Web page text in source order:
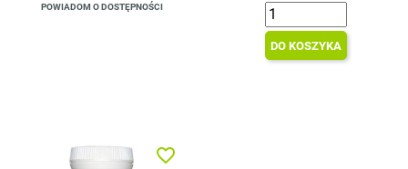
POWIADOM O DOSTĘPNOŚCI
DO KOSZYKA
favorite_border